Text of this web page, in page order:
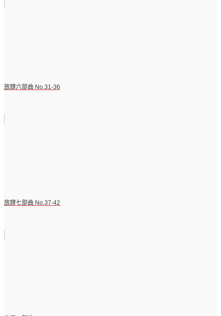
放肆六部曲 No.31-36
放肆七部曲 No.37-42